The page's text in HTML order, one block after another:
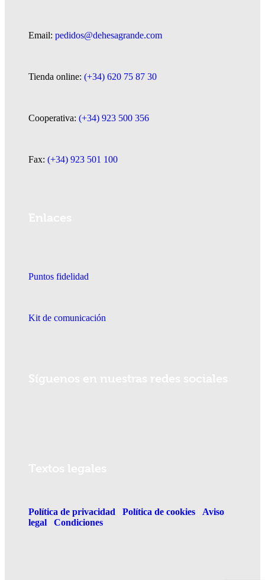
Email: pedidos@dehesagrande.com
Tienda online: (+34) 620 75 87 30
Cooperativa: (+34) 923 500 356
Fax: (+34) 923 501 100
Puntos fidelidad
Kit de comunicación
Política de privacidad Política de cookies
Aviso
legal
Condiciones